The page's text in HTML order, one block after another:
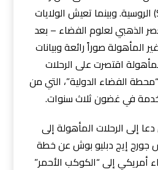
مركبات “سويوز” (Soyuz) الروسية. وبينما تعيش الولايات
الذهبي لعلوم الفضاء – بعد
المأهولة صوراً رائعة وبيانات
اقتصرت على الرحلات
“محطة الفضاء الدولية”، التي من
في غضون ثلاث سنوات.
إلى الرحلات المأهولة إلى
جورج إيج دبليو بوش عن خطة
أمريكي إلى “الكوكب الأحمر”